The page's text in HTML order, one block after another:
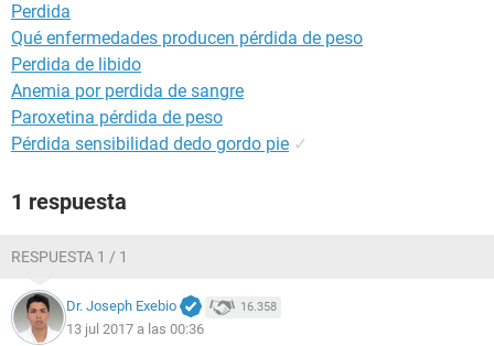
Perdida
Qué enfermedades producen pérdida de peso
Perdida de libido
Anemia por perdida de sangre
Paroxetina pérdida de peso
Pérdida sensibilidad dedo gordo pie ✓
1 respuesta
RESPUESTA 1 / 1
Dr. Joseph Exebio 16.358
13 jul 2017 a las 00:36